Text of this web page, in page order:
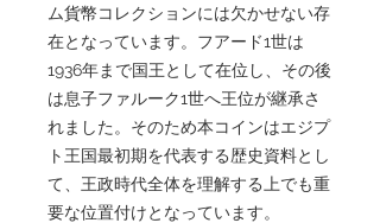
ム貨幣コレクションには欠かせない存
在となっています。フアード1世は
1936年まで国王として在位し、その後
は息子ファルーク1世へ王位が継承さ
れました。そのため本コインはエジプ
ト王国最初期を代表する歴史資料とし
て、王政時代全体を理解する上でも重
要な位置付けとなっています。